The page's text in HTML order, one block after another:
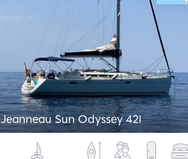
Jeanneau Sun Odyssey 42i